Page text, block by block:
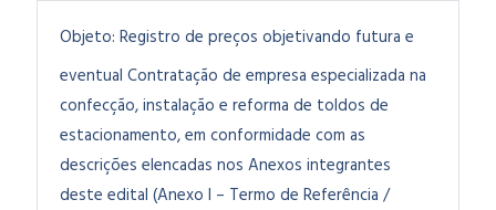
Objeto: Registro de preços objetivando futura e
eventual Contratação de empresa especializada na
confecção, instalação e reforma de toldos de
estacionamento, em conformidade com as
descrições elencadas nos Anexos integrantes
deste edital (Anexo I – Termo de Referência /